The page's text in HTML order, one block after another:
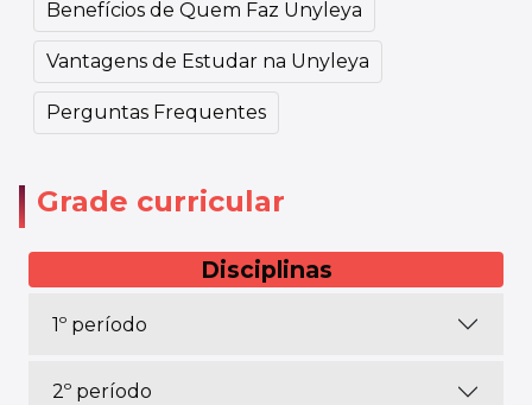
Benefícios de Quem Faz Unyleya
Vantagens de Estudar na Unyleya
Perguntas Frequentes
Grade curricular
Disciplinas
1º período
2º período